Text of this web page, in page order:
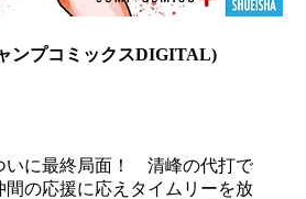
ンプコミックスDIGITAL)
いに最終局面！ 清峰の代打で
間の応援に応えタイムリーを放